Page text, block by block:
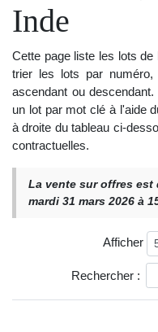
Inde
Cette page liste les lots
trier les lots par
ascendant ou
un lot par mot clé à l'aide
à droite du tableau ci-
contractuelles.
La vente sur offres
mardi 31 mars 2026 à
Afficher
Rechercher :